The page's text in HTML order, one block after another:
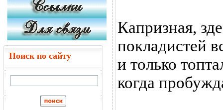
Поиск по сайту
Капризная,
покладистей
и только
когда